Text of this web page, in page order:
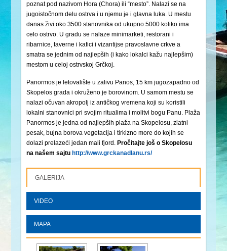
poznat pod nazivom Hora (Chora) ili “mesto”. Nalazi se na
jugoistočnom delu ostrva i u njemu je i glavna luka. U mestu
danas živi oko 3500 stanovnika od ukupno 5000 koliko ima
celo ostrvo. U gradu se nalaze minimarketi, restorani i
ribarnice, taverne i kafici i vizantijse pravoslavne crkve a
smatra se jednim od najlepših (i kako lokalci kažu najlepšim)
mestom u celoj ostrvskoj Grčkoj.
Panormos je letovalište u zalivu Panos, 15 km jugozapadno od
Skopelos grada i okruženo je borovinom. U samom mestu se
nalazi očuvan akropolj iz antičkog vremena koji su koristili
lokalni stanovnici pri svojim ritualima i molitvi bogu Panu. Plaža
Panormos je jedna od najlepših plaža na Skopelosu, zlatni
pesak, bujna borova vegetacija i tirkizno more do kojih se
dolazi prelazeći jedan mali fjord. Pročitajte još o Skopelosu
na našem sajtu http://www.grckanadlanu.rs/
GALERIJA
VIDEO
MAPA